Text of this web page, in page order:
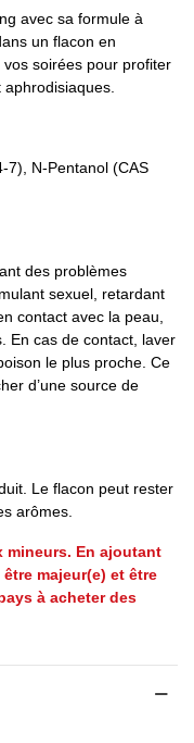
avec sa formule à
un flacon en
soirées pour profiter
7), N-Pentanol (CAS
des problèmes
sexuel, retardant
contact avec la peau,
En cas de contact, laver
le plus proche. Ce
d’une source de
Le flacon peut rester
arômes.
mineurs. En ajoutant
majeur(e) et être
à acheter des